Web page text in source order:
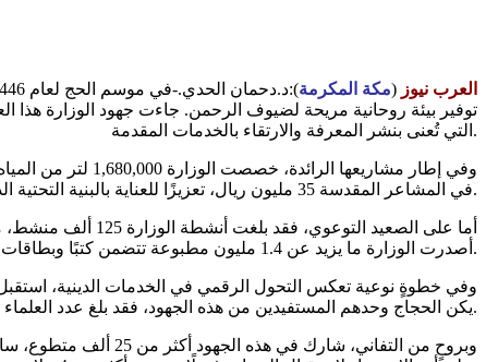
العرب نيوز (مكة المكرمة
توفير بيئة روحانية مريحة لضيوف الرحمن. جاءت جهود الوزارة هذا
التي تُعنى بنشر المعرفة والارتقاء بالخدمات المقدمة.
وفي إطار
في المشاعر المقدسة 35 مليون ريال، تعزيزًا للعناية بالبنية التحتية الدينية في الأماكن الأكثر استقطابًا للحجاج.
أصدرت الوزارة ما يزيد عن 1.4 مليون مطبوعة تتضمن كتبًا وبطاقات إرشادية، تُوزع في مراكز التوعية بمكة المكرمة والمشاعر المقدسة.
يكن الحجاج وحدهم المستفيدين من هذه الجهود، فقد بلغ عدد العلماء والدعاة المكلفين بالتوعية والإرشاد 1700 عالم وداعية، سعوا إلى إيصال رسالة الحج في أبهى صورها.